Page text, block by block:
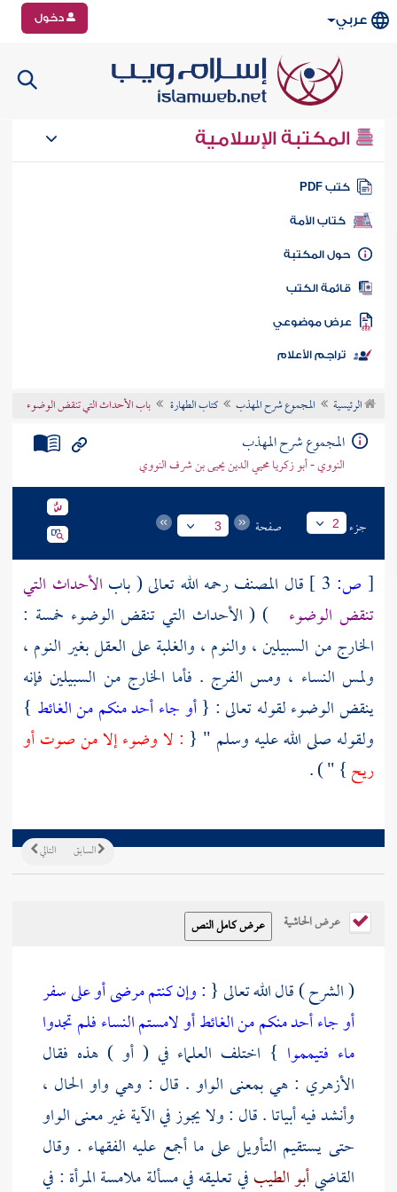
عربي دخول
المكتبة الإسلامية
كتب PDF
كتاب الأمة
المكتبة
الكتب
موضوعي
تراجم الأعلام
الرئيسية المجموع شرح المهذب كتاب الطهارة باب الأحداث التي تنقض الوضوء
المجموع شرح المهذب
النووي - أبو زكريا محيي الدين يحيى بن شرف النووي
جزء 2 صفحة 3
[ ص: قال المصنفرحمه الله تعالى ( باب الأحداث التي
تنقض الوضوء
) ( الأحداث التي تنقض الوضوء خمسة :
الخارج من السبيلين ، والنوم ، والغلبة على العقل بغير النوم ،
ولمس النساء ، ومس الفرج . فأما الخارج من السبيلين فإنه
ينقض الوضوء لقوله تعالى : {أو جاء أحد منكم من الغائط }
ولقوله صلى الله عليه وسلم " { : لا وضوء إلا من صوت أو
ريح} " ) .
التالي السابق
عرض الحاشية
( الشرح ) قال الله تعالى { : وإن كنتم مرضى أو على سفر
أو جاء أحد منكم من الغائط أو لامستم النساء فلم تجدوا
ماء فتيمموا } اختلف العلماء في ( أو ) هذه فقال
الأزهري : هي بمعنى الواو . قال : وهي واو الحال ،
وأنشد فيه أبياتا . قال : ولا يجوز في الآية غير معنى الواو
حتى يستقيم التأويل على ما أجمع عليه الفقهاء . وقال
القاضيأبو الطيبفي تعليقه في مسألة ملامسة المرأة : في